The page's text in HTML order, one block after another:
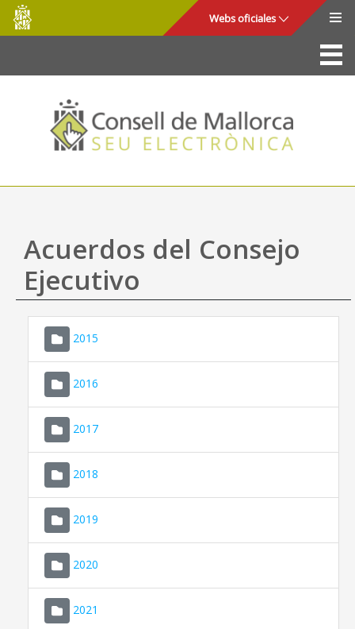
Saltar al contenido principal
Consell
de
Mallorca
Webs oficiales
La Sede
Consejo de Mallorca
Acceso y seguridad
Utilidades
Mapa web
Ayuda
Acuerdos del Consejo
Ejecutivo
2015
2016
2017
2018
2019
2020
2021